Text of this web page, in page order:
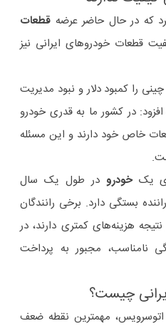
که در حال حاضر عرضه قطعات
قطعات خودروهای ایرانی نیز
را کمبود دلار و نبود مدیریت
در کشور ما به قدری خودرو
خاص خود دارند و این مسئله
یکخودرودر طول یک سال
بستگی دارد. برخی رانندگان
هزینه‌های کمتری دارند، در
نامناسب، مجبور به پرداخت
چیست؟
مهمترین نقطه ضعف